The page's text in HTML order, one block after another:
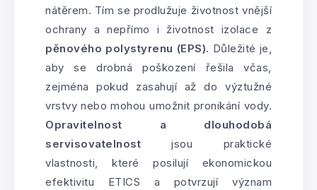
nátěrem. Tím se prodlužuje životnost vnější
ochrany a nepřímo i životnost izolace z
pěnového polystyrenu (EPS). Důležité je,
aby se drobná poškození řešila včas,
zejména pokud zasahují až do výztužné
vrstvy nebo mohou umožnit pronikání vody.
Opravitelnost a dlouhodobá
servisovatelnost jsou praktické
vlastnosti, které posilují ekonomickou
efektivitu ETICS a potvrzují význam